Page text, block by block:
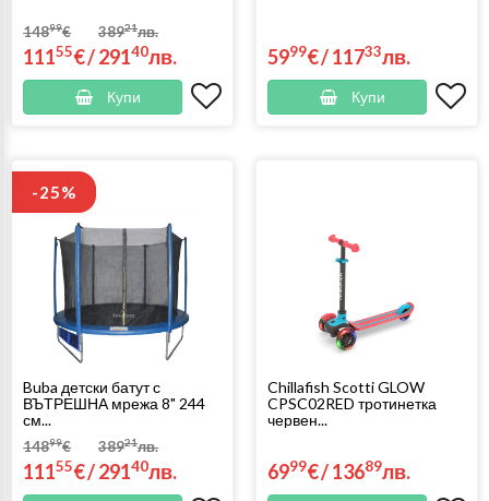
14899€
11155€/
38921лв.
29140лв.
Купи
5999€/11733лв.
Купи
-25%
Buba детски батут с
ВЪТРЕШНА мрежа 8" 244
см...
14899€
11155€/
38921лв.
29140лв.
Chillafish Scotti GLOW
CPSC02RED тротинетка
червен...
6999€/13689лв.